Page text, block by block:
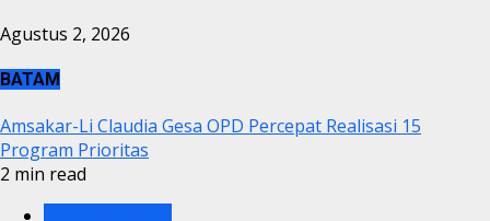
Agustus 2, 2026
BATAM
Amsakar-Li Claudia Gesa OPD Percepat Realisasi 15
Program Prioritas
2 min read